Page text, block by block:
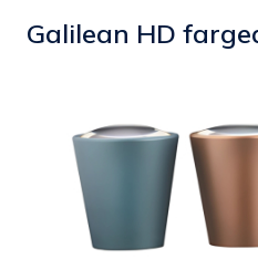
Galilean HD